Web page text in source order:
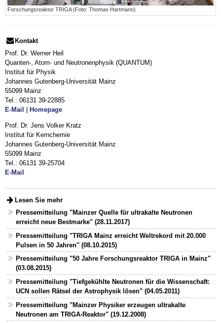
Forschungsreaktor TRIGA (Foto: Thomas Hartmann)
Kontakt
Prof. Dr. Werner Heil
Quanten-, Atom- und Neutronenphysik (QUANTUM)
Institut für Physik
Johannes Gutenberg-Universität Mainz
55099 Mainz
Tel.: 06131 39-22885
E-Mail
Homepage
Prof. Dr. Jens Volker Kratz
Institut für Kernchemie
Johannes Gutenberg-Universität Mainz
55099 Mainz
Tel.: 06131 39-25704
E-Mail
Lesen Sie mehr
Pressemitteilung "Mainzer Quelle für ultrakalte Neutronen
erreicht neue Bestmarke" (28.11.2017)
Pressemitteilung "TRIGA Mainz erreicht Weltrekord mit 20.000
Pulsen in 50 Jahren" (08.10.2015)
Pressemitteilung "50 Jahre Forschungsreaktor TRIGA in Mainz"
(03.08.2015)
Pressemitteilung "Tiefgekühlte Neutronen für die Wissenschaft:
UCN sollen Rätsel der Astrophysik lösen" (04.05.2011)
Pressemitteilung "Mainzer Physiker erzeugen ultrakalte
Neutronen am TRIGA-Reaktor" (19.12.2008)